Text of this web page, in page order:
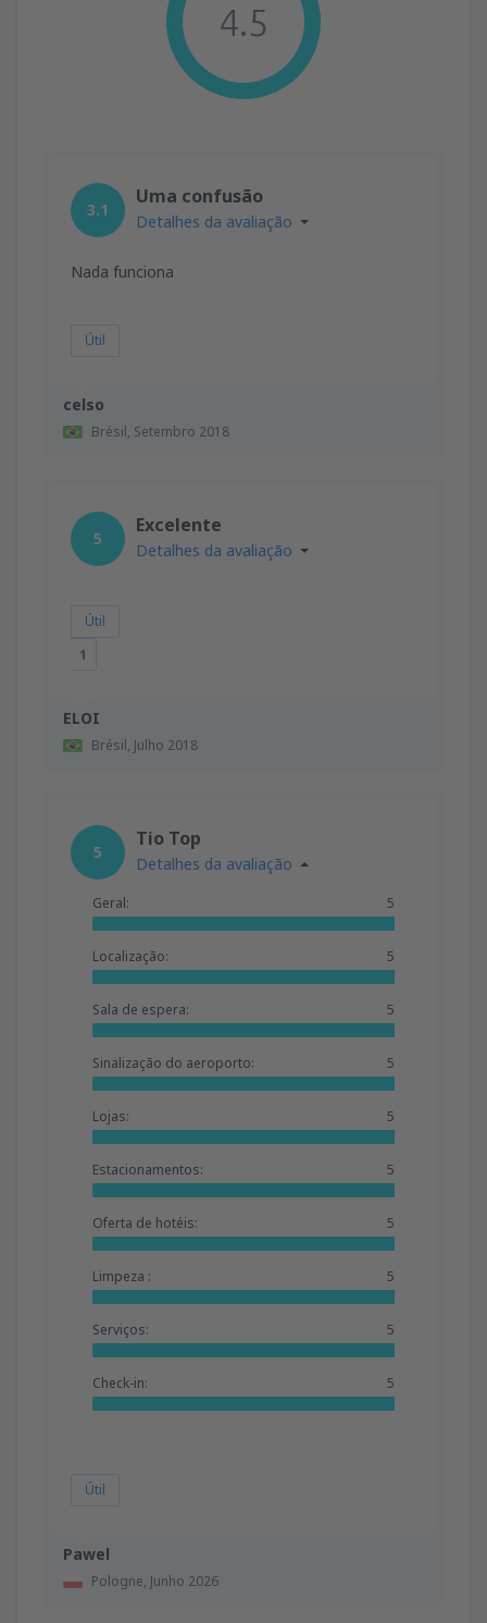
4.5
celso
Brésil, Setembro 2018
3.1
Uma confusão
Detalhes da avaliação
Nada funciona
Útil
ELOI
Brésil, Julho 2018
5
Excelente
Detalhes da avaliação
Útil
1
Pawel
Pologne, Junho 2026
5
Tio Top
Detalhes da avaliação
Geral: 5
Localização: 5
Sala de espera: 5
Sinalização do aeroporto: 5
Lojas: 5
Estacionamentos: 5
Oferta de hotéis: 5
Limpeza : 5
Serviços: 5
Check-in: 5
Útil